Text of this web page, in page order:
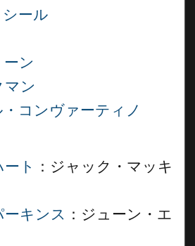
ール
ン
マン
コンヴァーティノ
ト
：ジャック・マッキ
キンス ：ジューン・エ